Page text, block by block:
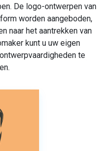
De logo-ontwerpen van
worden aangeboden,
naar het aantrekken van
kunt u uw eigen
te